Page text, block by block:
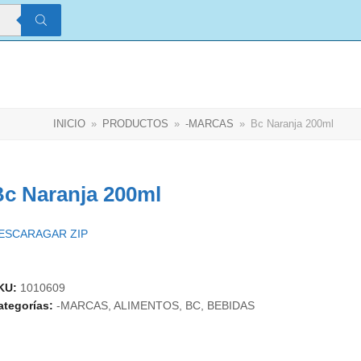
INICIO » PRODUCTOS » -MARCAS » Bc Naranja 200ml
Naranja 200ml
ZIP
1010609
-MARCAS ,ALIMENTOS BC BEBIDAS